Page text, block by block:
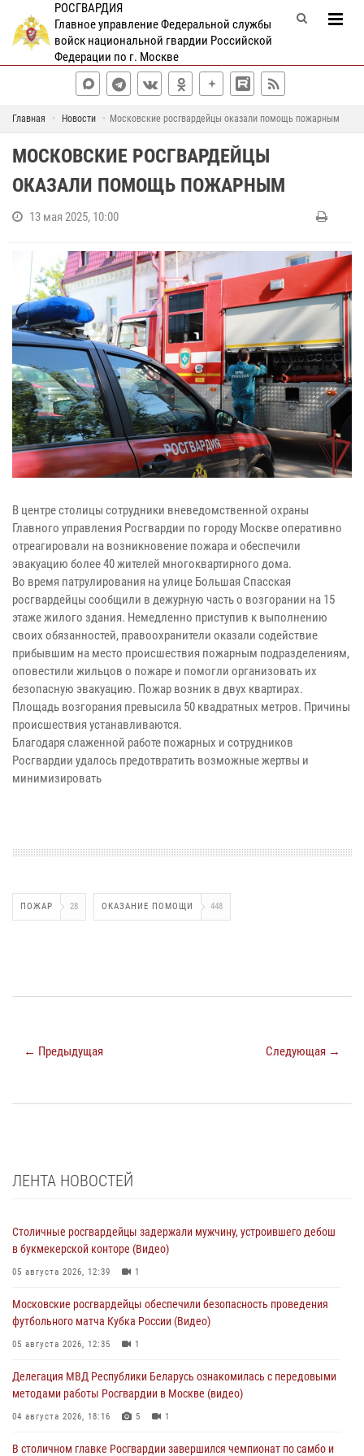
РОСГВАРДИЯ
Главное управление Федеральной службы
войск национальной гвардии Российской
Федерации по г. Москве
Главная Новости Московские росгвардейцы оказали помощь пожарным
МОСКОВСКИЕ РОСГВАРДЕЙЦЫ
ОКАЗАЛИ ПОМОЩЬ ПОЖАРНЫМ
13 мая 2025, 10:00
В центре столицы сотрудники вневедомственной охраны
Главного управления Росгвардии по городу Москве оперативно
отреагировали на возникновение пожара и обеспечили
эвакуацию более 40 жителей многоквартирного дома.
Во время патрулирования на улице Большая Спасская
росгвардейцы сообщили в дежурную часть о возгорании на 15
этаже жилого здания. Немедленно приступив к выполнению
своих обязанностей, правоохранители оказали содействие
прибывшим на место происшествия пожарным подразделениям,
оповестили жильцов о пожаре и помогли организовать их
безопасную эвакуацию. Пожар возник в двух квартирах.
Площадь возгорания превысила 50 квадратных метров. Причины
происшествия устанавливаются.
Благодаря слаженной работе пожарных и сотрудников
Росгвардии удалось предотвратить возможные жертвы и
минимизировать
ПОЖАР 28 ОКАЗАНИЕ ПОМОЩИ 448
← Предыдущая Следующая →
ЛЕНТА НОВОСТЕЙ
Столичные росгвардейцы задержали мужчину, устроившего дебош
в букмекерской конторе (Видео)
05 августа 2026, 12:39 1
Московские росгвардейцы обеспечили безопасность проведения
футбольного матча Кубка России (Видео)
05 августа 2026, 12:35 1
Делегация МВД Республики Беларусь ознакомилась с передовыми
методами работы Росгвардии в Москве (видео)
04 августа 2026, 18:16 5 1
В столичном главке Росгвардии завершился чемпионат по самбо и